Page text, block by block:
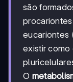
são
eucariontes
existir como
O